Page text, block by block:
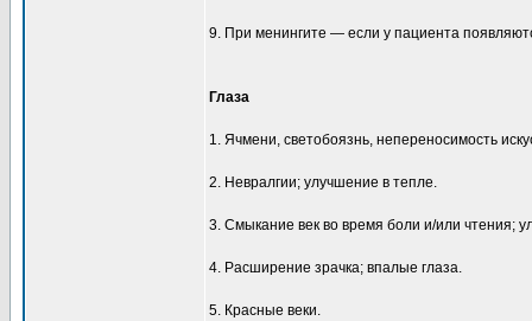
9. При менингите — если у пациента
Глаза
1. Ячмени, светобоязнь, непереносимость
2. Невралгии; улучшение в тепле.
3. Смыкание век во время боли и/или чтения;
4. Расширение зрачка; впалые глаза.
5. Красные веки.